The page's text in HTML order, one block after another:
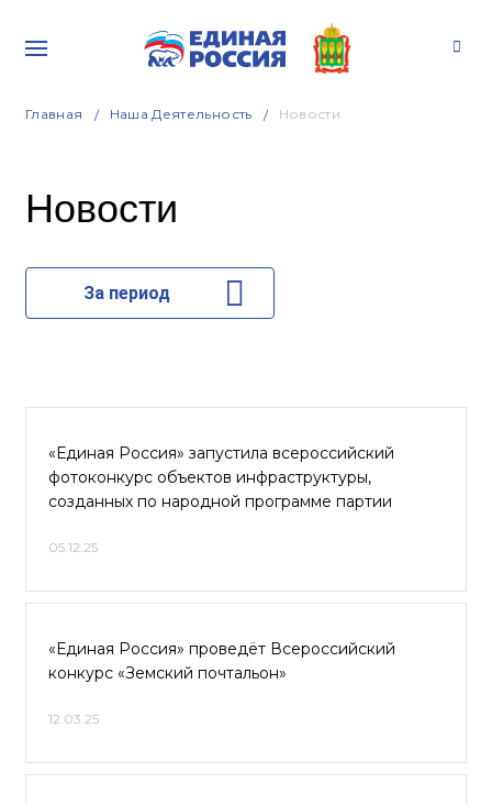
Главная Наша Деятельность Новости
Новости
За период
«Единая Россия» запустила всероссийский
фотоконкурс объектов инфраструктуры,
созданных по народной программе партии
05.12.25
«Единая Россия» проведёт Всероссийский
конкурс «Земский почтальон»
12.03.25